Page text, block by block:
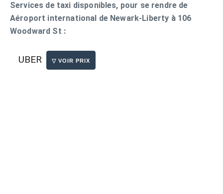
Services de taxi disponibles, pour se rendre de
Aéroport international de Newark-Liberty à 106
Woodward St :
UBER